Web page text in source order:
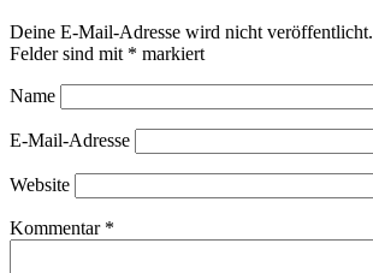
Deine E-Mail-Adresse wird nicht veröffentlicht.
Felder sind mit * markiert
Name
E-Mail-Adresse
Website
Kommentar *